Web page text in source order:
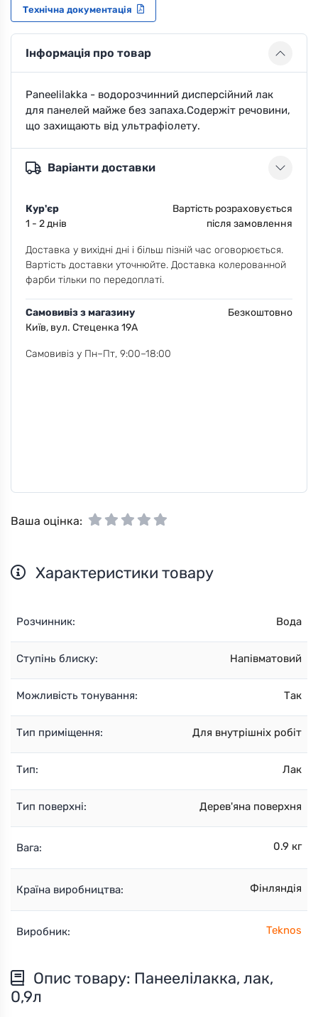
Технічна документація
Інформація про товар
Paneelilakka - водорозчинний дисперсійний лак
для панелей майже без запаха.Содержіт речовини,
що захищають від ультрафіолету.
Варіанти доставки
Кур'єр
1 - 2 днів
Вартість розраховується
після замовлення
Доставка у вихідні дні і більш пізній час оговорюється.
Вартість доставки уточнюйте. Доставка колерованной
фарби тільки по передоплаті.
Самовивіз з магазину
Київ, вул. Стеценка 19А
Безкоштовно
Самовивіз у Пн–Пт, 9:00–18:00
Ваша оцінка:
Характеристики товару
Розчинник: Вода
Ступінь блиску: Напівматовий
Можливість тонування: Так
Тип приміщення: Для внутрішніх робіт
Тип: Лак
Тип поверхні: Дерев'яна поверхня
Вага: 0.9 кг
Країна виробництва: Фінляндія
Виробник: Teknos
Опис товару: Панеелілакка, лак,
0,9л